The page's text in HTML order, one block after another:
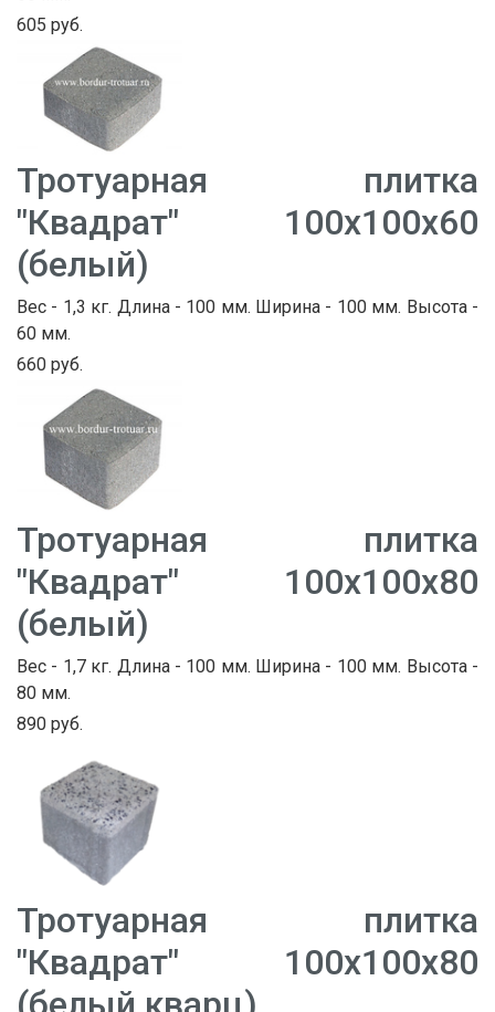
605 руб.
Тротуарная плитка
"Квадрат" 100х100х60
(белый)
Вес - 1,3 кг. Длина - 100 мм. Ширина - 100 мм. Высота -
60 мм.
660 руб.
Тротуарная плитка
"Квадрат" 100х100х80
(белый)
Вес - 1,7 кг. Длина - 100 мм. Ширина - 100 мм. Высота -
80 мм.
890 руб.
Тротуарная плитка
"Квадрат" 100х100х80